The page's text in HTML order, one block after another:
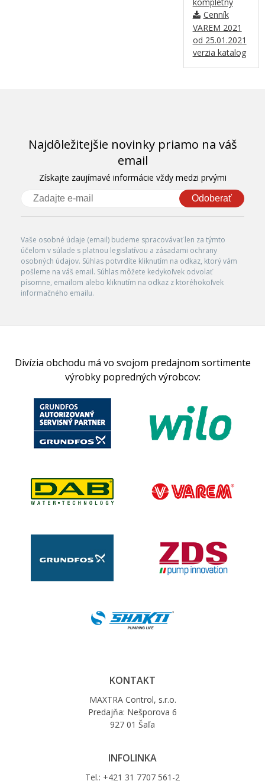
Cenník
VAREM 2021
od 25.01.2021
verzia katalog
Najdôležitejšie novinky priamo na váš
email
Získajte zaujímavé informácie vždy medzi prvými
Odoberať
Vaše osobné údaje (email) budeme spracovávať len za týmto
účelom v súlade s platnou legislatívou a zásadami ochrany
osobných údajov. Súhlas potvrdíte kliknutím na odkaz, ktorý vám
pošleme na váš email. Súhlas môžete kedykoľvek odvolať
písomne, emailom alebo kliknutím na odkaz z ktoréhokoľvek
informačného emailu.
Divízia obchodu má vo svojom predajnom sortimente
výrobky popredných výrobcov:
KONTAKT
MAXTRA Control, s.r.o.
Predajňa: Nešporova 6
927 01 Šaľa
INFOLINKA
Tel.: +421 31 7707 561-2